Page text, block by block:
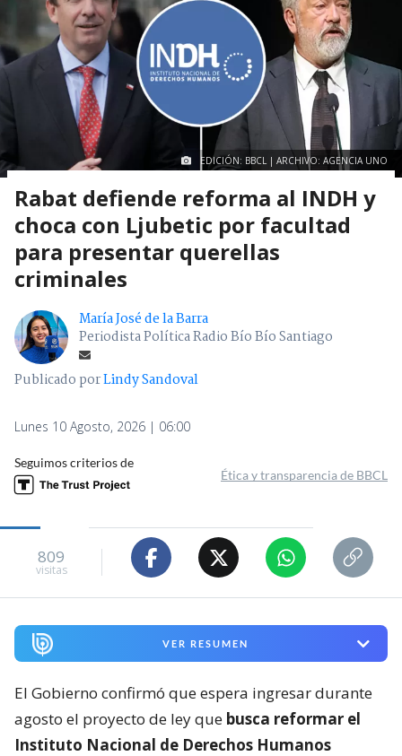
EDICIÓN: BBCL | ARCHIVO: AGENCIA UNO
Rabat defiende reforma al INDH y
choca con Ljubetic por facultad
para presentar querellas
criminales
María José de la Barra
Periodista Política Radio Bío Bío Santiago
Publicado porLindy Sandoval
Lunes 10 Agosto, 2026 | 06:00
Seguimos criterios de
Ética y transparencia de BBCL
809
visitas
VER RESUMEN
El Gobierno confirmó que espera ingresar durante
agosto el proyecto de ley que busca reformar el
Instituto Nacional de Derechos Humanos